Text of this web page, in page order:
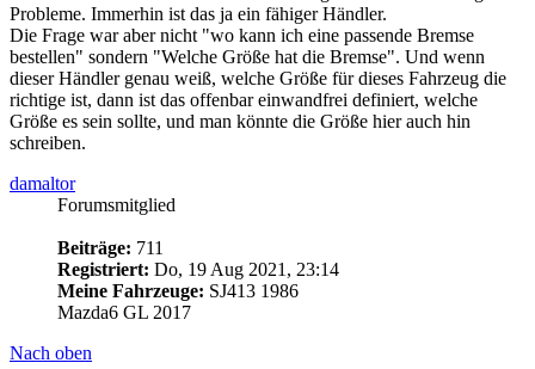
Probleme. Immerhin ist das ja ein fähiger Händler.
Die Frage war aber nicht "wo kann ich eine passende Bremse
bestellen" sondern "Welche Größe hat die Bremse". Und wenn
dieser Händler genau weiß, welche Größe für dieses Fahrzeug die
richtige ist, dann ist das offenbar einwandfrei definiert, welche
Größe es sein sollte, und man könnte die Größe hier auch hin
schreiben.
damaltor
Forumsmitglied
Beiträge: 711
Registriert: Do, 19 Aug 2021, 23:14
Meine Fahrzeuge: SJ413 1986
Mazda6 GL 2017
Nach oben